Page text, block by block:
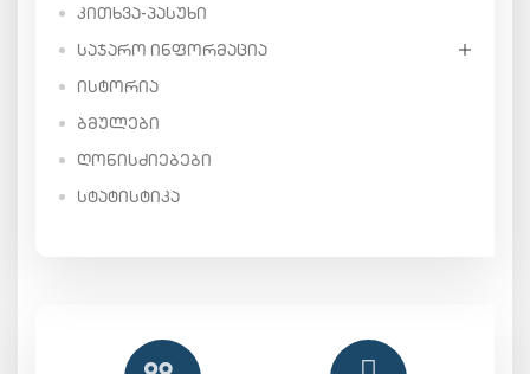
ᲙᲘᲗᲮᲕᲐ-ᲞᲐᲡᲣᲮᲘ
ᲡᲐᲯᲐᲠᲝ ᲘᲜᲤᲝᲠᲛᲐᲪᲘᲐ
ᲘᲡᲢᲝᲠᲘᲐ
ᲑᲛᲣᲚᲔᲑᲘ
ᲦᲝᲜᲘᲡᲫᲘᲔᲑᲔᲑᲘ
ᲡᲢᲐᲢᲘᲡᲢᲘᲙᲐ